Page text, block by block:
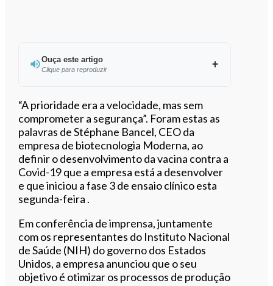
Ouça este artigo
Clique para reproduzir
Ouvir este artigo
“A prioridade era a velocidade, mas sem
comprometer a segurança”. Foram estas as
palavras de Stéphane Bancel, CEO da
empresa de biotecnologia Moderna, ao
definir o desenvolvimento da vacina contra a
Covid-19 que a empresa está a desenvolver
e que iniciou a fase 3 de ensaio clínico esta
segunda-feira .
Em conferência de imprensa, juntamente
com os representantes do Instituto Nacional
de Saúde (NIH) do governo dos Estados
Unidos, a empresa anunciou que o seu
objetivo é otimizar os processos de produção